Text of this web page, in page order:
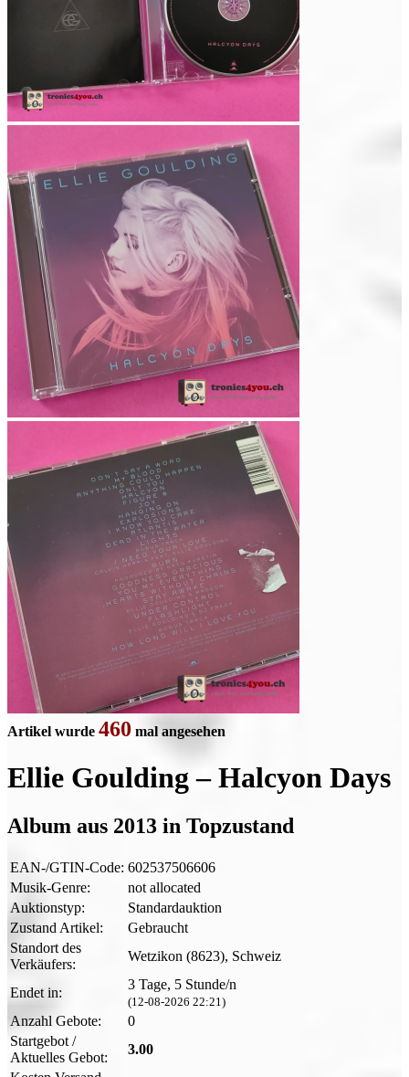
Artikel wurde 460 mal angesehen
Ellie Goulding – Halcyon Days
Album aus 2013 in Topzustand
EAN-/GTIN-Code: 602537506606
Musik-Genre:
not allocated
Auktionstyp:
Standardauktion
Zustand Artikel:
Gebraucht
Standort des
Verkäufers:
Wetzikon (8623), Schweiz
Endet in:
3 Tage, 5 Stunde/n
(12-08-2026 22:21)
Anzahl Gebote:
0
Startgebot /
Aktuelles Gebot:
3.00